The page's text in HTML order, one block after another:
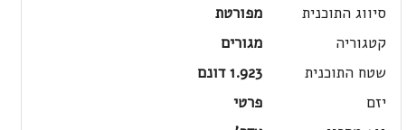
סיווג התוכנית
מפורטת
קטגוריה
מגורים
שטח התוכנית
1.923 דונם
יזם
פרטי